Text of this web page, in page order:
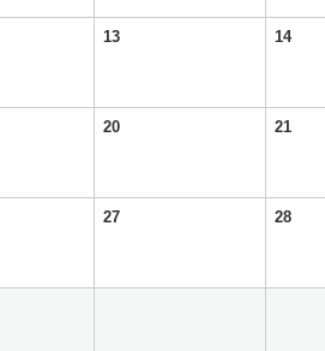
13 14
20 21
27 28